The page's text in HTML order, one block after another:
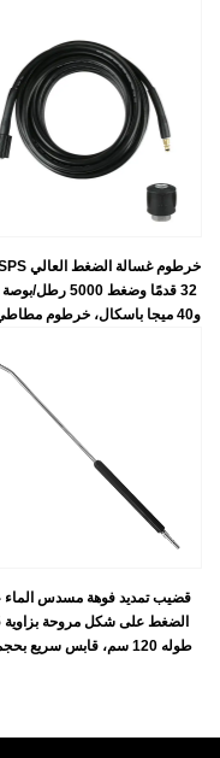
32 قدمًا وضغط 5000
و40 ميجا باسكال، خرطوم
قضيب تمديد فوهة مسدس الماء